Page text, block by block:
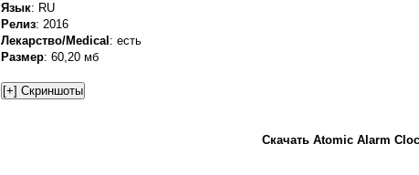
Язык: RU
Релиз: 2016
Лекарство/Medical : есть
Размер: 60,20 мб
Скачать Atomic Alarm